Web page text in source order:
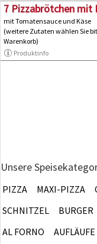
7 Pizzabrötchen mit
mit Tomatensauce und Käse
(weitere Zutaten wählen Sie
Warenkorb)
Produktinfo
Unsere
PIZZA MAXI-PIZZA
SCHNITZEL
BURGER
AL FORNO
AUFLÄUFE